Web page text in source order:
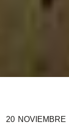
20 NOVIEMBRE